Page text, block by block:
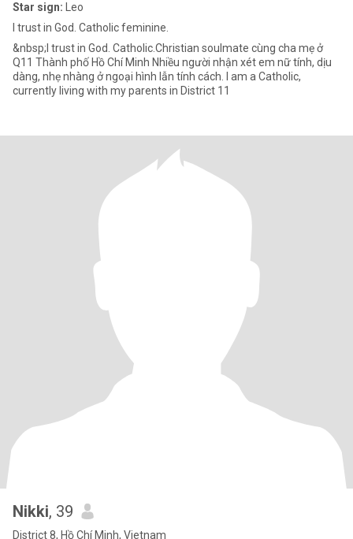
Star sign: Leo
I trust in God. Catholic feminine.
&nbsp;I trust in God. Catholic.Christian soulmate cùng cha mẹ ở
Q11 Thành phố Hồ Chí Minh Nhiều người nhận xét em nữ tính, dịu
dàng, nhẹ nhàng ở ngoại hình lẫn tính cách. I am a Catholic,
currently living with my parents in District 11
Nikki, 39
District 8, Hồ Chí Minh, Vietnam